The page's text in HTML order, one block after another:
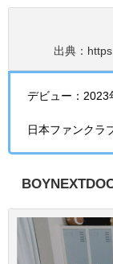
出典：
デビュー：2023
日本ファンクラ